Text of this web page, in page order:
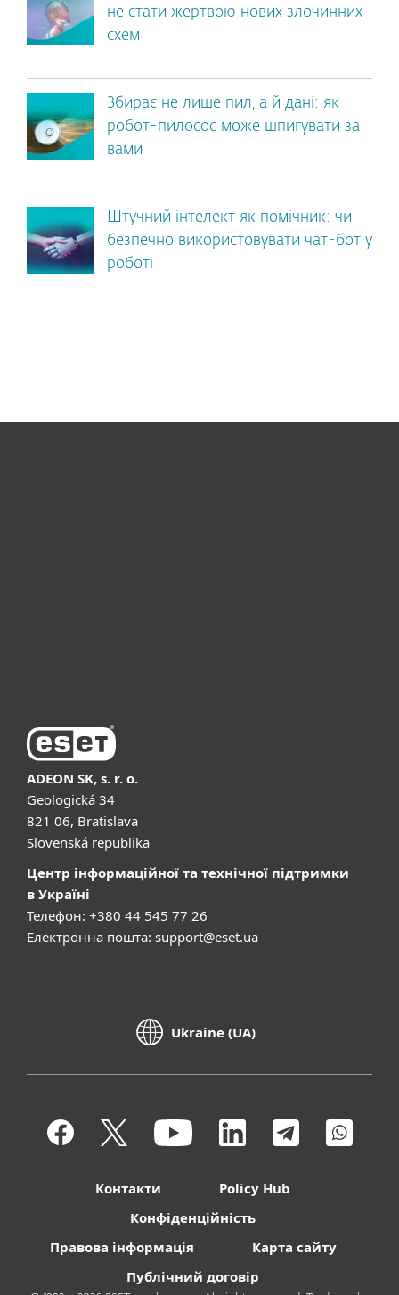
не стати жертвою нових злочинних
схем
Збирає не лише пил, а й дані: як
робот-пилосос може шпигувати за
вами
Штучний інтелект як помічник: чи
безпечно використовувати чат-бот у
роботі
ADEON SK, s. r. o.
Geologická 34
821 06, Bratislava
Slovenská republika
Центр інформаційної та технічної підтримки
в Україні
Телефон: +380 44 545 77 26
Електронна пошта: support@eset.ua
Ukraine (UA)
Контакти
Policy Hub
Конфіденційність
Правова інформація
Карта сайту
Публічний договір